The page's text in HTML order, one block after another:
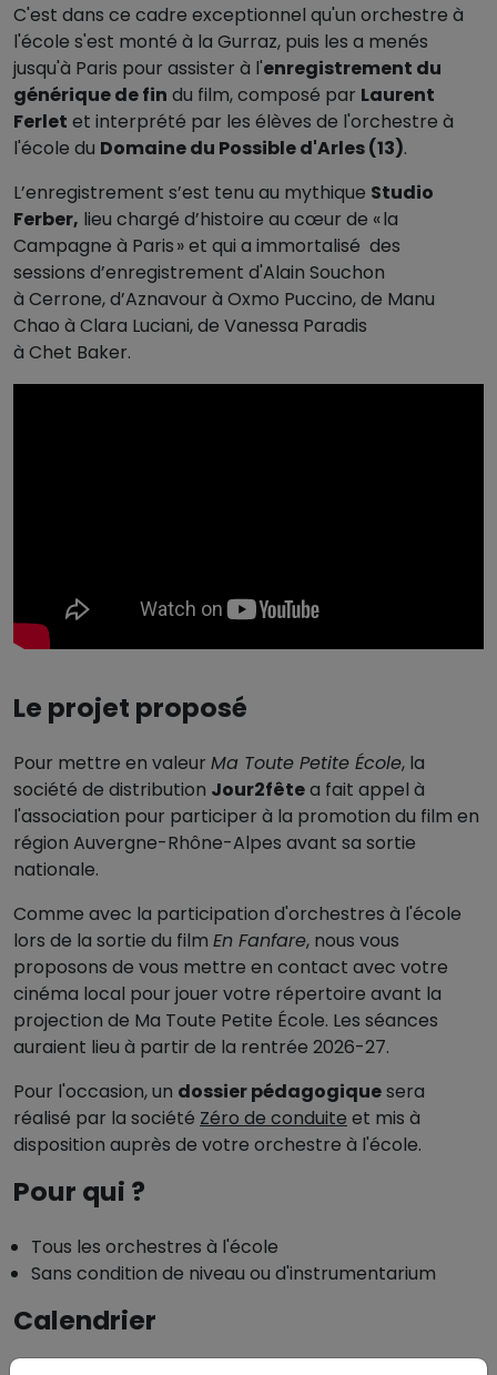
C'est dans ce cadre exceptionnel qu'un orchestre à
l'école s'est monté à la Gurraz, puis les a menés
jusqu'à Paris pour assister à l'enregistrement du
générique de fin du film, composé par Laurent
Ferlet et interprété par les élèves de l'orchestre à
l'école du Domaine du Possible d'Arles (13).
L’enregistrement s’est tenu au mythique Studio
Ferber, lieu chargé d’histoire au cœur de « la
Campagne à Paris » et qui a immortalisé des
sessions d’enregistrement d'Alain Souchon
à Cerrone, d’Aznavour à Oxmo Puccino, de Manu
Chao à Clara Luciani, de Vanessa Paradis
à Chet Baker.
Le projet proposé
Pour mettre en valeur Ma Toute Petite École, la
société de distribution Jour2fêtea fait appel à
l'association pour participer à la promotion du film en
région Auvergne-Rhône-Alpes avant sa sortie
nationale.
Comme avec la participation d'orchestres à l'école
lors de la sortie du film En Fanfare, nous vous
proposons de vous mettre en contact avec votre
cinéma local pour jouer votre répertoire avant la
projection de Ma Toute Petite École. Les séances
auraient lieu à partir de la rentrée 2026-27.
Pour l'occasion, un dossier pédagogiquesera
réalisé par la société Zéro de conduite et mis à
disposition auprès de votre orchestre à l'école.
Pour qui ?
Tous les orchestres à l'école
Sans condition de niveau ou d'instrumentarium
Calendrier